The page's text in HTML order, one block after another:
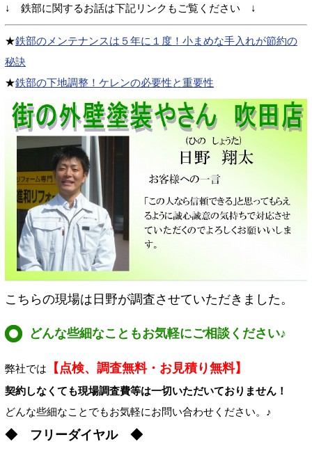
↓ 鉄部に関するお話は下記リンクもご覧ください ↓
★鉄部のメンテナンスは５年に１度！小まめな手入れが節約の
秘訣
★鉄部の下地調整！ケレンの必要性と重要性
こちらの現場は日野が調査させていただきました。
どんな些細なこともお気軽にご相談ください♪
弊社では 【点検、調査無料・お見積り無料】
契約しなくても現場調査費等は一切いただいておりません！
どんな些細なことでもお気軽にお問い合わせください。♪
◆ フリーダイヤル ◆